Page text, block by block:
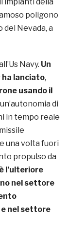
poligono
del Nevada, a
Navy. Un
ha lanciato,
usando il
di
in tempo reale
una volta fuori
propulso da
l’ulteriore
nel settore
nel settore